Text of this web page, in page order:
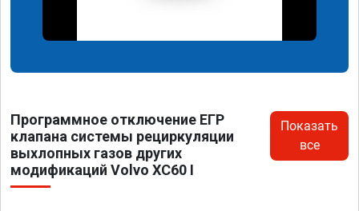
Программное отключение ЕГР
клапана системы рециркуляции
выхлопных газов других
модификаций Volvo XC60 I
Показать
все